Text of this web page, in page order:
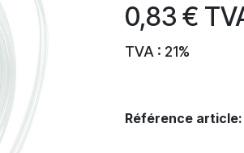
0,83 €
TVA : 21%
Référence article: